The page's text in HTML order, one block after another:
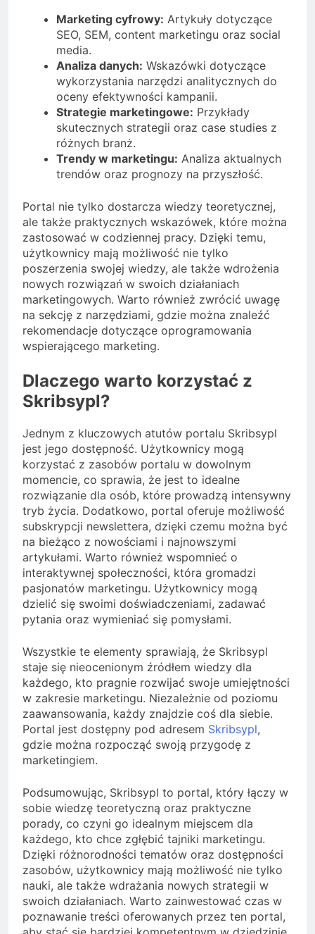
Marketing cyfrowy: Artykuły dotyczące
SEO, SEM, content marketingu oraz social
media.
Analiza danych: Wskazówki dotyczące
wykorzystania narzędzi analitycznych do
oceny efektywności kampanii.
Strategie marketingowe: Przykłady
skutecznych strategii oraz case studies z
różnych branż.
Trendy w marketingu: Analiza aktualnych
trendów oraz prognozy na przyszłość.
Portal nie tylko dostarcza wiedzy teoretycznej,
ale także praktycznych wskazówek, które można
zastosować w codziennej pracy. Dzięki temu,
użytkownicy mają możliwość nie tylko
poszerzenia swojej wiedzy, ale także wdrożenia
nowych rozwiązań w swoich działaniach
marketingowych. Warto również zwrócić uwagę
na sekcję z narzędziami, gdzie można znaleźć
rekomendacje dotyczące oprogramowania
wspierającego marketing.
Dlaczego warto korzystać z
Skribsypl?
Jednym z kluczowych atutów portalu Skribsypl
jest jego dostępność. Użytkownicy mogą
korzystać z zasobów portalu w dowolnym
momencie, co sprawia, że jest to idealne
rozwiązanie dla osób, które prowadzą intensywny
tryb życia. Dodatkowo, portal oferuje możliwość
subskrypcji newslettera, dzięki czemu można być
na bieżąco z nowościami i najnowszymi
artykułami. Warto również wspomnieć o
interaktywnej społeczności, która gromadzi
pasjonatów marketingu. Użytkownicy mogą
dzielić się swoimi doświadczeniami, zadawać
pytania oraz wymieniać się pomysłami.
Wszystkie te elementy sprawiają, że Skribsypl
staje się nieocenionym źródłem wiedzy dla
każdego, kto pragnie rozwijać swoje umiejętności
w zakresie marketingu. Niezależnie od poziomu
zaawansowania, każdy znajdzie coś dla siebie.
Portal jest dostępny pod adresem Skribsypl,
gdzie można rozpocząć swoją przygodę z
marketingiem.
Podsumowując, Skribsypl to portal, który łączy w
sobie wiedzę teoretyczną oraz praktyczne
porady, co czyni go idealnym miejscem dla
każdego, kto chce zgłębić tajniki marketingu.
Dzięki różnorodności tematów oraz dostępności
zasobów, użytkownicy mają możliwość nie tylko
nauki, ale także wdrażania nowych strategii w
swoich działaniach. Warto zainwestować czas w
poznawanie treści oferowanych przez ten portal,